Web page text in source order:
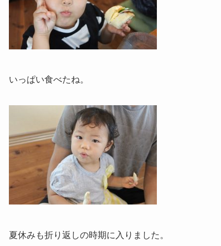
いっぱい食べたね。
夏休みも折り返しの時期に入りました。